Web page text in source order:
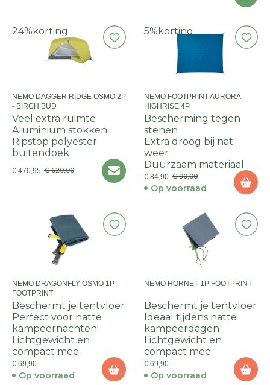
24% korting
NEMO DAGGER RIDGE OSMO 2P
- BIRCH BUD
Veel extra ruimte
Aluminium stokken
Ripstop polyester
buitendoek
€ 470,95 € 620,00
5% korting
NEMO FOOTPRINT AURORA
HIGHRISE 4P
Bescherming tegen
stenen
Extra droog bij nat
weer
Duurzaam materiaal
€ 84,90 € 90,00
Op voorraad
NEMO DRAGONFLY OSMO 1P
FOOTPRINT
Beschermt je tentvloer
Perfect voor natte
kampeernachten!
Lichtgewicht en
compact mee
€ 69,90
Op voorraad
NEMO HORNET 1P FOOTPRINT
Beschermt je tentvloer
Ideaal tijdens natte
kampeerdagen
Lichtgewicht en
compact mee
€ 69,90
Op voorraad